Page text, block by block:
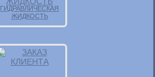
ГИДРАВЛИЧЕСКАЯ
ЖИДКОСТЬ